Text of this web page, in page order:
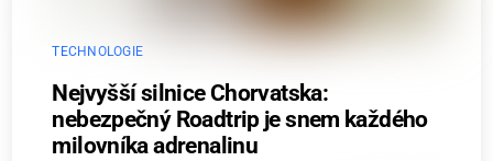
TECHNOLOGIE
Nejvyšší silnice Chorvatska:
nebezpečný Roadtrip je snem každého
milovníka adrenalinu